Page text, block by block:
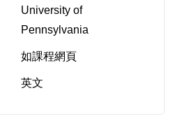
University of
Pennsylvania
如課程網頁
英文